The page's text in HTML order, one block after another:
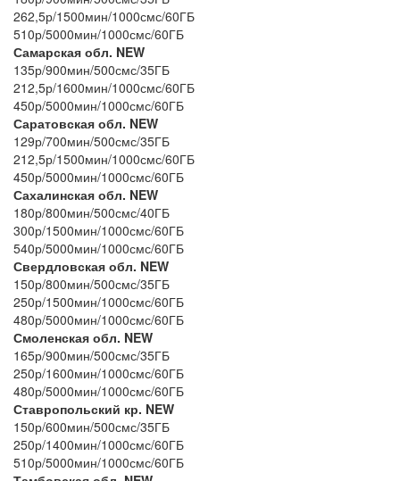
262,5р/1500мин/1000смс/60ГБ
510р/5000мин/1000смс/60ГБ
Самарская обл. NEW
135р/900мин/500смс/35ГБ
212,5р/1600мин/1000смс/60ГБ
450р/5000мин/1000смс/60ГБ
Саратовская обл. NEW
129р/700мин/500смс/35ГБ
212,5р/1500мин/1000смс/60ГБ
450р/5000мин/1000смс/60ГБ
Сахалинская обл. NEW
180р/800мин/500смс/40ГБ
300р/1500мин/1000смс/60ГБ
540р/5000мин/1000смс/60ГБ
Свердловская обл. NEW
150р/800мин/500смс/35ГБ
250р/1500мин/1000смс/60ГБ
480р/5000мин/1000смс/60ГБ
Смоленская обл. NEW
165р/900мин/500смс/35ГБ
250р/1600мин/1000смс/60ГБ
480р/5000мин/1000смс/60ГБ
Ставропольский кр. NEW
150р/600мин/500смс/35ГБ
250р/1400мин/1000смс/60ГБ
510р/5000мин/1000смс/60ГБ